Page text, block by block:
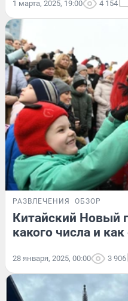
1 марта, 2025, 19:00 4 154
РАЗВЛЕЧЕНИЯ ОБЗОР
Китайский Новый
какого числа и
28 января, 2025, 00:00 3 906